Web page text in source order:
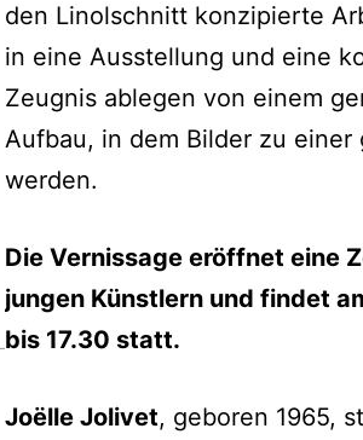
den Linolschnitt konzipierte
in eine Ausstellung und eine
Zeugnis ablegen von einem
Aufbau, in dem Bilder zu einer
werden.
Die Vernissage eröffnet eine
jungen Künstlern und findet
bis 17.30 statt.
Joëlle Jolivet, geboren 1965,